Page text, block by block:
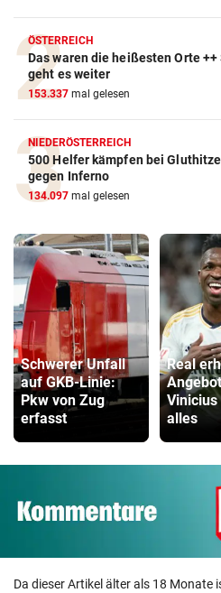
ÖSTERREICH
Das waren die heißesten Orte ++
geht es weiter
153.337 mal gelesen
NIEDERÖSTERREICH
500 Helfer kämpfen bei Gluthitze
gegen Inferno
134.097 mal gelesen
Schwerer Unfall
auf GKB-Linie:
Pkw von Zug
erfasst
Real
Vinicius
alles
Da dieser Artikel älter als 18 Monate